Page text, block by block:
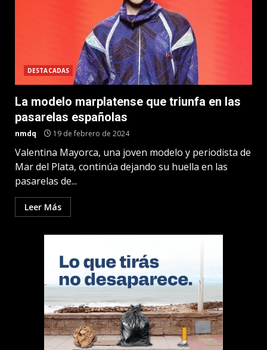
DESTACADAS
La modelo marplatense que triunfa en las
pasarelas españolas
nmdq 19 de febrero de 2024
Valentina Mayorca, una joven modelo y periodista de
Mar del Plata, continúa dejando su huella en las
pasarelas de...
Leer Más